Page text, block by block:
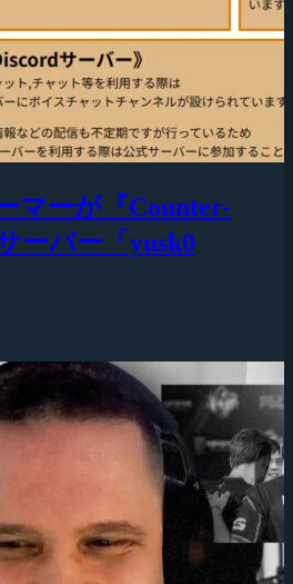
マーが『Counter-
ーバー「yusk0